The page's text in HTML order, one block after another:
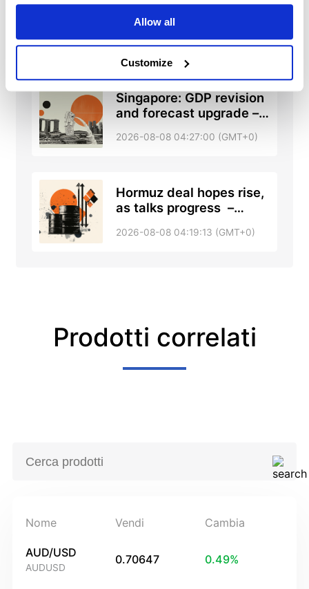
Allow all
Customize
trade holds with bullish
UOB
2026-08-08 05:12:00 (GMT+0)
Singapore: GDP revision
and forecast upgrade –
2026-08-08 04:27:00 (GMT+0)
Hormuz deal hopes rise,
as talks progress –
2026-08-08 04:19:13 (GMT+0)
Prodotti correlati
Nome Vendi Cambia
AUD/USD
AUDUSD
0.70647 0.49%